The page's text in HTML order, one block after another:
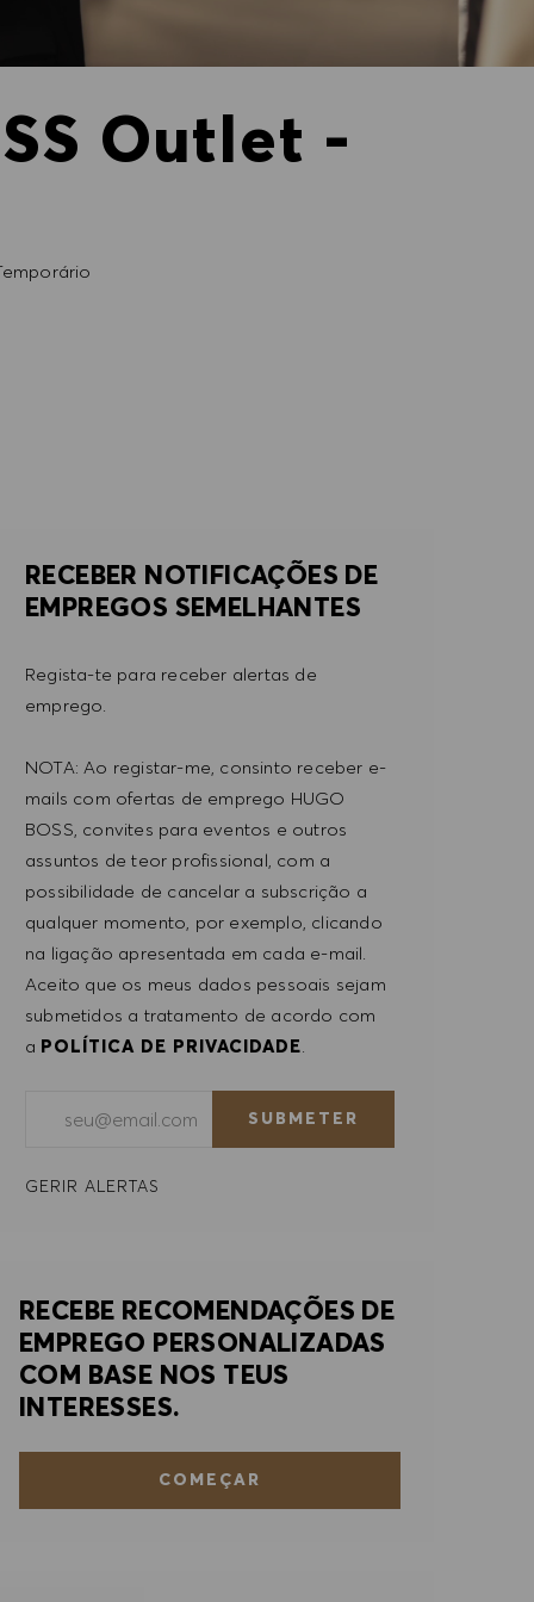
Outlet -
RECEBER NOTIFICAÇÕES DE
EMPREGOS SEMELHANTES
Regista-te para receber alertas de
emprego.
NOTA: Ao registar-me, consinto receber e-
mails com ofertas de emprego HUGO
BOSS, convites para eventos e outros
assuntos de teor profissional, com a
possibilidade de cancelar a subscrição a
qualquer momento, por exemplo, clicando
na ligação apresentada em cada e-mail.
Aceito que os meus dados pessoais sejam
submetidos a tratamento de acordo com
a POLÍTICA DE PRIVACIDADE
SUBMETER
GERIR ALERTAS
RECEBE RECOMENDAÇÕES DE
EMPREGO PERSONALIZADAS
COM BASE NOS TEUS
INTERESSES.
COMEÇAR